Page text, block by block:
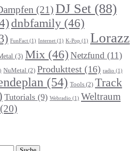
(21) DJ Set (88)
dnbfamily (46)
FunFact (1) Internet (1) K-Pop (1) Lorazz
(3) Mix (46)Netzfund (11)
NuMetal (2) Produkttest (16) radio (1)
(54) Tools (2) Track
Tutorials (9) Webradio (1) Weltraum
(20)